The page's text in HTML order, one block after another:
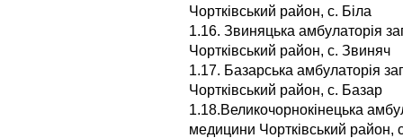
Чортківський район, с. Біла
1.16. Звиняцька амбулаторія
Чортківський район, с. Звиняч
1.17. Базарська амбулаторія
Чортківський район, с. Базар
1.18.Великочорнокінецька
медицини Чортківський район,